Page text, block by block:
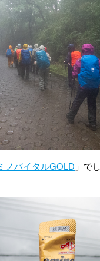
ノバイタルGOLD 」で